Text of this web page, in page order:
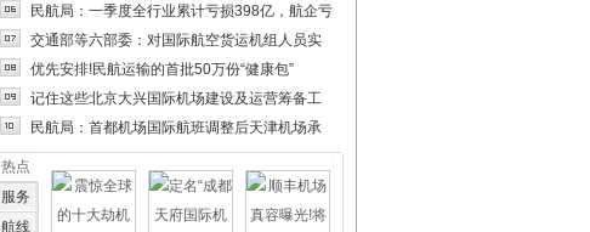
民航局：一季度全行业累计亏损398亿，航企亏
交通部等六部委：对国际航空货运机组人员实
优先安排!民航运输的首批50万份“健康包”
记住这些北京大兴国际机场建设及运营筹备工
民航局：首都机场国际航班调整后天津机场承
热点
服务
航线